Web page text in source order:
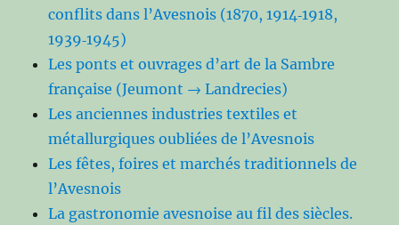
conflits dans l’Avesnois (1870, 1914‑1918,
1939‑1945)
Les ponts et ouvrages d’art de la Sambre
française (Jeumont → Landrecies)
Les anciennes industries textiles et
métallurgiques oubliées de l’Avesnois
Les fêtes, foires et marchés traditionnels de
l’Avesnois
La gastronomie avesnoise au fil des siècles.